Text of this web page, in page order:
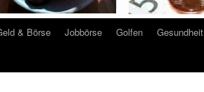
& Börse Jobbörse Golfen Gesundheit